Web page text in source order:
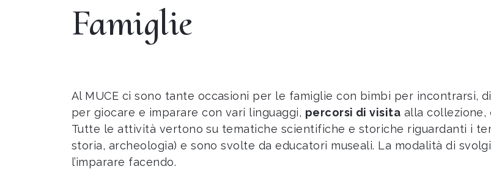
Famiglie
Al MUCE ci sono tante occasioni per le famiglie con bimbi per incontrarsi,
per giocare e imparare con vari linguaggi, percorsi di visita alla collezione,
Tutte le attività vertono su tematiche scientifiche e storiche riguardanti i
storia, archeologia) e sono svolte da educatori museali. La modalità di
l’imparare facendo.